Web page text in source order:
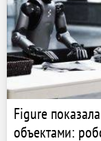
Figure
объектами: